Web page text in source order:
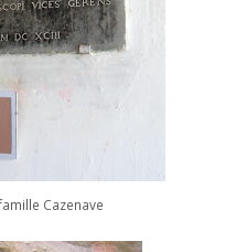
Cazenave